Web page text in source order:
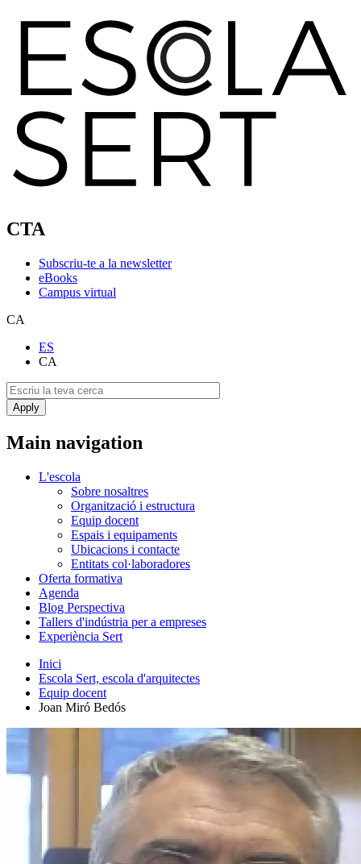
CTA
Subscriu-te a la newsletter
eBooks
Campus virtual
CA
ES
CA
Main navigation
L'escola
Sobre nosaltres
Organització i estructura
Equip docent
Espais i equipaments
Ubicacions i contacte
Entitats col·laboradores
Oferta formativa
Agenda
Blog Perspectiva
Tallers d'indústria per a empreses
Experiència Sert
Inici
Escola Sert, escola d'arquitectes
Equip docent
Joan Miró Bedós